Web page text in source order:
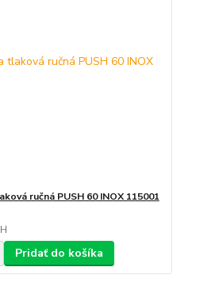
ručná PUSH 60 INOX 115001
Pridať do košíka